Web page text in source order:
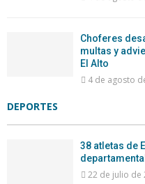
Choferes
multas y
El Alto
4 de agosto
DEPORTES
38 atletas de
22 de julio de